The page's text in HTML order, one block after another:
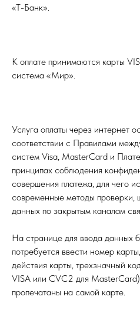
«Т-Банк».
К оплате принимаются карты
система «Мир».
Услуга оплаты через интернет
соответствии с Правилами
систем Visa, MasterCard и
принципах соблюдения
совершения платежа, для чего
современные методы проверки,
данных по закрытым каналам
На странице для ввода данных
потребуется ввести номер
действия карты, трехзначный
VISA или CVC2 для
пропечатаны на самой карте.